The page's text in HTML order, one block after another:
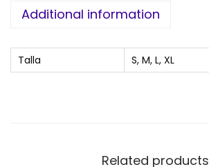
Additional information
Talla S, M, L, XL
Related products